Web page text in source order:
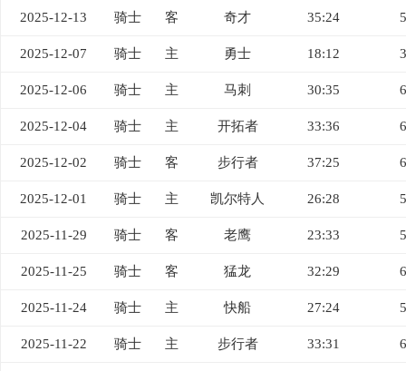
2025-12-13 骑士 客 奇才 35:24
2025-12-07 骑士 主 勇士 18:12
2025-12-06 骑士 主 马刺 30:35
2025-12-04 骑士 主 开拓者 33:36
2025-12-02 骑士 客 步行者 37:25
2025-12-01 骑士 主 凯尔特人 26:28
2025-11-29 骑士 客 老鹰 23:33
2025-11-25 骑士 客 猛龙 32:29
2025-11-24 骑士 主 快船 27:24
2025-11-22 骑士 主 步行者 33:31